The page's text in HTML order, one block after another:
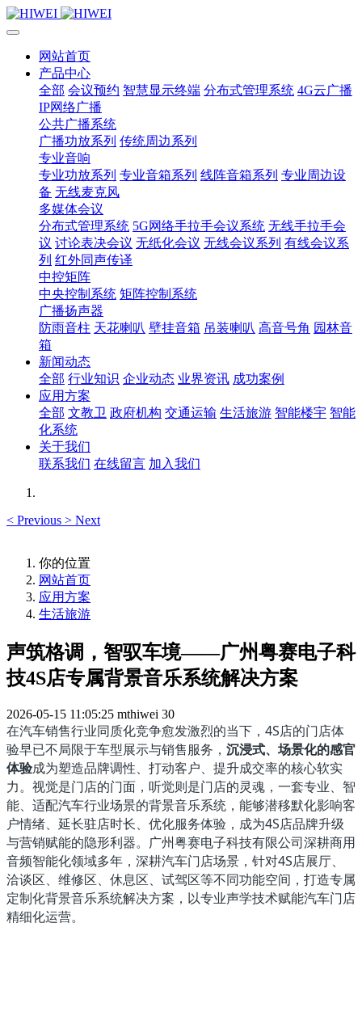
网站首页
产品中心
全部 会议预约 智慧显示终端 分布式管理系统 4G云广播
IP网络广播
公共广播系统
广播功放系列 传统周边系列
专业音响
专业功放系列 专业音箱系列 线阵音箱系列 专业周边设
备 无线麦克风
多媒体会议
分布式管理系统 5G网络手拉手会议系统 无线手拉手会
议 讨论表决会议 无纸化会议 无线会议系列 有线会议系
列 红外同声传译
中控矩阵
中央控制系统 矩阵控制系统
广播扬声器
防雨音柱 天花喇叭 壁挂音箱 吊装喇叭 高音号角 园林音
箱
新闻动态
全部 行业知识 企业动态 业界资讯 成功案例
应用方案
全部 文教卫 政府机构 交通运输 生活旅游 智能楼宇 智能
化系统
关于我们
联系我们 在线留言 加入我们
< Previous > Next
你的位置
网站首页
应用方案
生活旅游
声筑格调，智驭车境——广州粤赛电子科
技4S店专属背景音乐系统解决方案
2026-05-15 11:05:25 mthiwei 30
在汽车销售行业同质化竞争愈发激烈的当下，4S店的门店体
验早已不局限于车型展示与销售服务， 沉浸式、场景化的感官
体验成为塑造品牌调性、打动客户、提升成交率的核心软实
力。视觉是门店的门面，听觉则是门店的灵魂，一套专业、智
能、适配汽车行业场景的背景音乐系统，能够潜移默化影响客
户情绪、延长驻店时长、优化服务体验，成为4S店品牌升级
与营销赋能的隐形利器。广州粤赛电子科技有限公司深耕商用
音频智能化领域多年，深耕汽车门店场景，针对4S店展厅、
洽谈区、维修区、休息区、试驾区等不同功能空间，打造专属
定制化背景音乐系统解决方案，以专业声学技术赋能汽车门店
精细化运营。